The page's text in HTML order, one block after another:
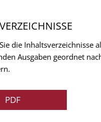
die Inhaltsverzeichnisse
Ausgaben geordnet
PDF